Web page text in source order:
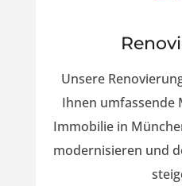
Unsere
Ihnen umfassende
Immobilie in
modernisieren und